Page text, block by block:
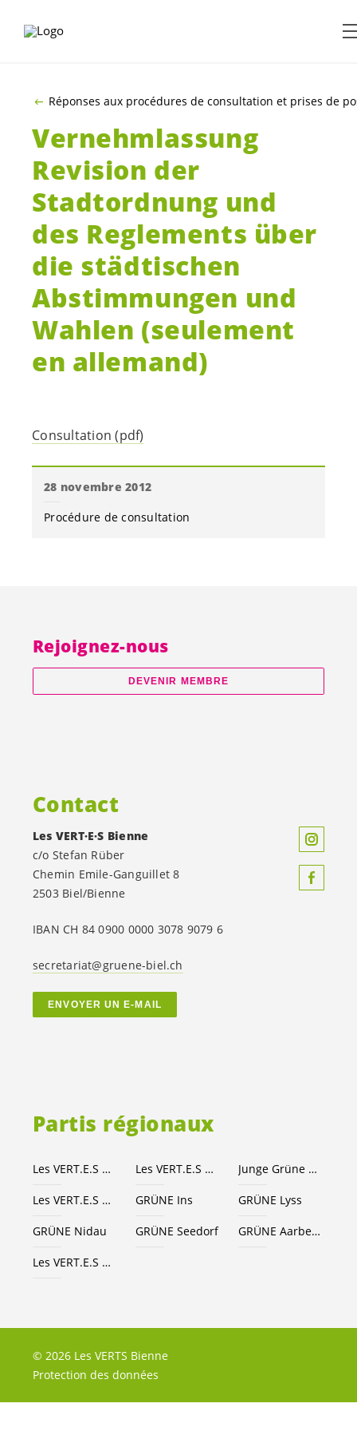
Réponses aux procédures de consultation et prises de
Vernehmlassung
Revision der
Stadtordnung und
des Reglements über
die städtischen
Abstimmungen und
Wahlen (seulement
en allemand)
Consultation (pdf)
28 novembre 2012
Procédure de consultation
Partis régionaux
Les VERT.E.S Les VERT.E.S Junge Grüne Kanton Bern
Les VERT.E.S GRÜNE Ins GRÜNE Lyss
GRÜNE Nidau GRÜNE Seedorf GRÜNE Aarberg
Les VERT.E.S
Rejoignez-nous
DEVENIR MEMBRE
Contact
Les VERT·E·S Bienne
c/o Stefan Rüber
Chemin Emile-Ganguillet 8
2503 Biel/Bienne
IBAN CH 84 0900 0000 3078 9079 6
secretariat@gruene-biel.ch
ENVOYER UN E-MAIL
© 2026 Les VERTS Bienne
Protection des données